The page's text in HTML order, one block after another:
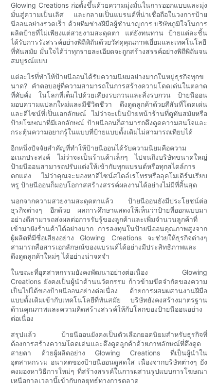
Glowing Creations ก่อตั้งขึ้นด้วยความมุ่งมั่นในการออกแบบและมุ่ง
มั่นสู่ความเป็นเลิศ และกลายเป็นแบรนด์ที่น่าเชื่อถือในวงการป้าย
นีออนอย่างรวดเร็ว ด้วยทีมช่างฝีมือผู้ชำนาญการ บริษัทภูมิใจในการ
ผลิตป้ายที่ไม่เพียงแต่สวยงามสะดุดตา แต่ยังทนทาน ป้ายแต่ละชิ้น
ได้รับการรังสรรค์อย่างพิถีพิถันด้วยวัสดุคุณภาพเยี่ยมและเทคโนโลยี
ที่ทันสมัย ​​มั่นใจได้ว่าทุกรายละเอียดจะถูกสร้างสรรค์อย่างพิถีพิถันจน
สมบูรณ์แบบ
แต่อะไรที่ทำให้ป้ายนีออนได้รับความนิยมอย่างมากในหมู่ธุรกิจทุกข
นาด? คำตอบอยู่ที่ความสามารถในการสร้างความโดดเด่นในตลาด
ที่คับคั่ง ในโลกที่เต็มไปด้วยเสียงรบกวนและสิ่งรบกวน ป้ายนีออน
มอบความแปลกใหม่และมีชีวิตชีวา ดึงดูดลูกค้าด้วยสีสันที่โดดเด่น
และดีไซน์ที่เป็นเอกลักษณ์ ไม่ว่าจะเป็นป้ายหน้าร้านที่ดูทันสมัยหรือ
ป้ายโฆษณาที่มีเอกลักษณ์ ป้ายนีออนก็สามารถดึงดูดความสนใจและ
กระตุ้นความอยากรู้ในแบบที่ป้ายแบบดั้งเดิมไม่สามารถเทียบได้
อีกหนึ่งปัจจัยสำคัญที่ทำให้ป้ายนีออนได้รับความนิยมคือความ
อเนกประสงค์ ไม่ว่าจะเป็นร้านค้าเล็กๆ ไปจนถึงบริษัทขนาดใหญ่
ป้ายนีออนสามารถปรับแต่งให้เข้ากับทุกแบรนด์หรือทุกสไตล์การ
ตกแต่ง ไม่ว่าคุณจะมองหาดีไซน์สไตล์เรโทรหรือลุคโมเดิร์นเรียบ
หรู ป้ายนีออนก็มอบโอกาสสร้างสรรค์ผลงานได้อย่างไม่มีที่สิ้นสุด
นอกจากความสวยงามสะดุดตาแล้ว ป้ายนีออนยังมีประโยชน์ต่อ
ธุรกิจต่างๆ อีกด้วย ผลการศึกษาแสดงให้เห็นว่าป้ายที่ออกแบบมา
อย่างดีสามารถส่งผลต่อการรับรู้ของลูกค้าและเพิ่มจำนวนลูกค้าที่
เข้ามายังร้านค้าได้อย่างมาก การลงทุนในป้ายนีออนคุณภาพสูงจาก
ผู้ผลิตที่มีชื่อเสียงอย่าง Glowing Creations จะช่วยให้ธุรกิจต่างๆ
สามารถสื่อสารเอกลักษณ์ของแบรนด์ได้อย่างมีประสิทธิภาพและ
ดึงดูดลูกค้าใหม่ๆ ได้อย่างน่าจดจำ
ในขณะที่อุตสาหกรรมยังคงพัฒนาอย่างต่อเนื่อง Glowing
Creations ยังคงเป็นผู้นำด้านนวัตกรรม ก้าวข้ามขีดจำกัดของความ
เป็นไปได้ของป้ายนีออนอย่างต่อเนื่อง ด้วยการผสมผสานงานฝีมือ
แบบดั้งเดิมเข้ากับเทคโนโลยีที่ทันสมัย ​​บริษัทยังคงสร้างมาตรฐาน
ด้านคุณภาพและความคิดสร้างสรรค์ให้กับโลกของป้ายนีออนอย่าง
ต่อเนื่อง
สรุปแล้ว ป้ายนีออนยังคงเป็นตัวเลือกยอดนิยมสำหรับธุรกิจที่
ต้องการสร้างความโดดเด่นและดึงดูดลูกค้าด้วยภาพลักษณ์ที่ดึงดูด
สายตา ด้วยผู้ผลิตอย่าง Glowing Creations ที่เป็นผู้นำใน
อุตสาหกรรม อนาคตของป้ายนีออนดูสดใส เนื่องจากบริษัทต่างๆ ยัง
คงมองหาวิธีการใหม่ๆ ที่สร้างสรรค์ในการผสานรูปแบบการโฆษณา
เหนือกาลเวลานี้เข้ากับกลยุทธ์ทางการตลาด